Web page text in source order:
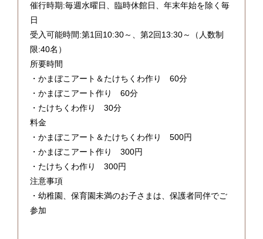
催行時期:毎週水曜日、臨時休館日、年末年始を除く毎
日
受入可能時間:第1回10:30～、第2回13:30～（人数制
限:40名）
所要時間
・かまぼこアート＆たけちくわ作り 60分
・かまぼこアート作り 60分
・たけちくわ作り 30分
料金
・かまぼこアート＆たけちくわ作り 500円
・かまぼこアート作り 300円
・たけちくわ作り 300円
注意事項
・幼稚園、保育園未満のお子さまは、保護者同伴でご
参加